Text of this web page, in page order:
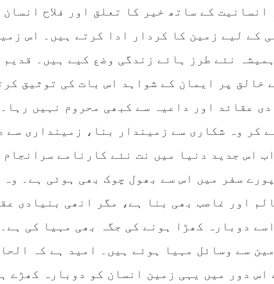
کے ساتھ خیر کا تعلق اور فلاح انسان
کے لیے زمین کا کردار ادا کرتے ہیں۔ اس
نئے طرز ہائے زندگی وضع کیے ہیں۔ قدیم
خالق پر ایمان کے شواہد اس بات کی توثیق
عقائد اور داعیہ سے کبھی محروم نہیں رہا۔
کر وہ شکاری سے زمیندار بنا، زمینداری سے
اس جدید دنیا میں نت نئے کارنامے سرانجام
سفر میں اس سے بھول چوک بھی ہوئی ہے۔ وہ
اور غاصب بھی بنا ہے، مگر انھی بنیادی
اسے دوبارہ کھڑا ہونے کی جگہ بھی مہیا کی
سے وسائل مہیا ہوئے ہیں۔ امید ہے کہ
اس دور میں یہی زمین انسان کو دوبارہ کھڑے